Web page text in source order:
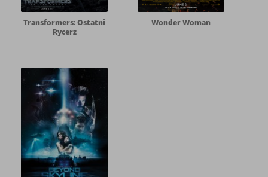
Transformers: Ostatni
Rycerz
Wonder Woman